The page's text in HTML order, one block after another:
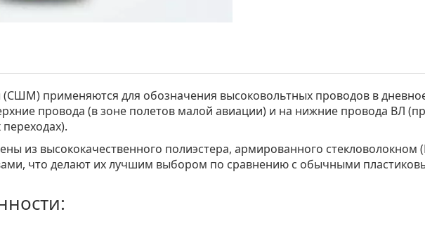
применяются для обозначения высоковольтных проводов в
провода (в зоне полетов малой авиации) и на нижние провода ВЛ
из высококачественного полиэстера, армированного стекловолокном
что делают их лучшим выбором по сравнению с обычными